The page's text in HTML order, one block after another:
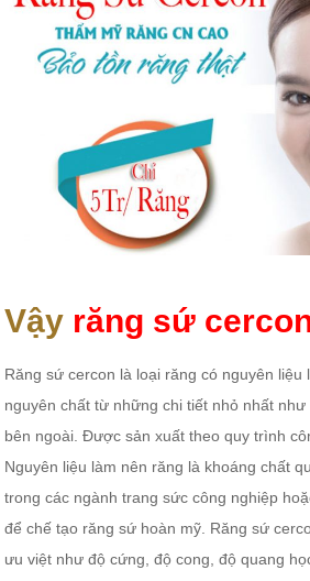
Vậy răng sứ
Răng sứ cercon là loại răng có nguyên
nguyên chất từ những chi tiết nhỏ nhất
bên ngoài. Được sản xuất theo quy trình
Nguyên liệu làm nên răng là khoáng chất
trong các ngành trang sức công nghiệp
để chế tạo răng sứ hoàn mỹ. Răng sứ
ưu việt như độ cứng, độ cong, độ quang